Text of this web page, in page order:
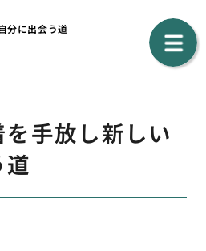
分に出会う道
手放し新しい